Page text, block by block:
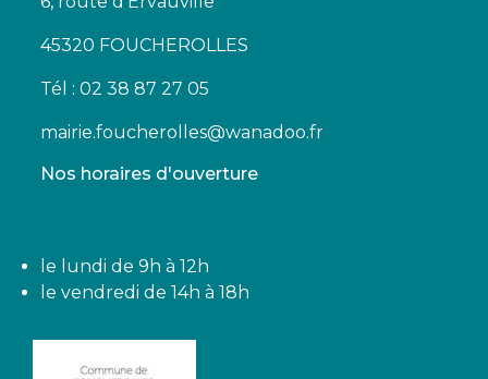
45320 FOUCHEROLLES
Tél : 02 38 87 27 05
mairie.foucherolles@wanadoo.fr
Nos horaires d'ouverture
le lundi de 9h à 12h
le vendredi de 14h à 18h